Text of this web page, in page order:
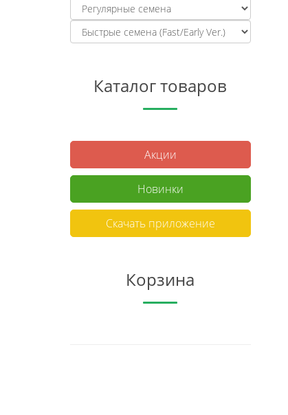
Каталог товаров
Акции
Новинки
Скачать приложение
Корзина